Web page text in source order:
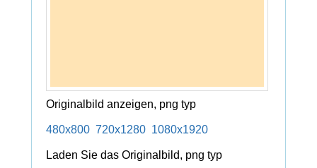
Originalbild anzeigen, png typ
480x800 720x1280 1080x1920
Laden Sie das Originalbild, png typ